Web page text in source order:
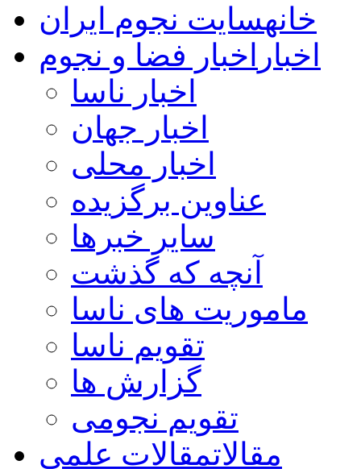
خانهسایت نجوم ایران
اخبار اخبار فضا و نجوم
اخبار ناسا
اخبار جهان
اخبار محلی
عناوین برگزیده
سایر خبرها
آنچه که گذشت
ماموریت های ناسا
تقویم ناسا
گزارش ها
تقویم نجومی
مقالاتمقالات علمی